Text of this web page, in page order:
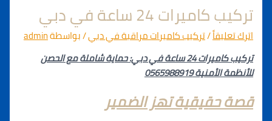
تركيب كاميرات 24 ساعة في دبي
اترك تعليقاً/تركيب كاميرات مراقبة في دبي/ بواسطةadmin
تركيب كاميرات 24 ساعة في دبي: حماية شاملة مع الحصن
للأنظمة الأمنية 0565988919
قصة حقيقية تهز الضمير